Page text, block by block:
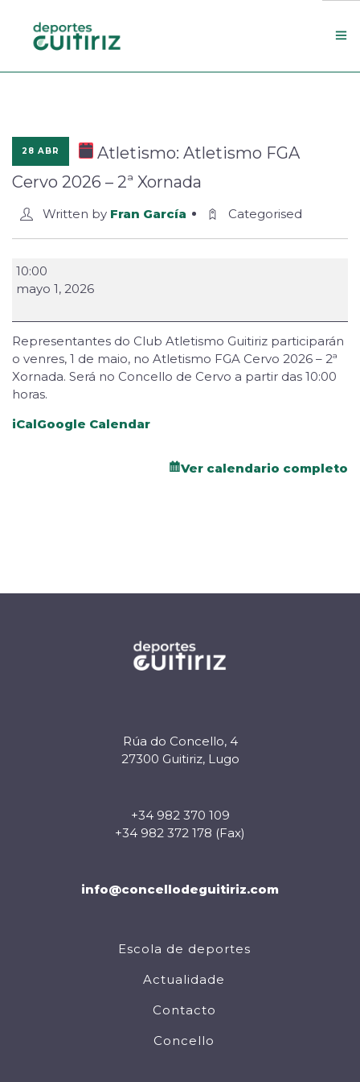
Actualidade
Contacto
Concello
28 ABR
Atletismo: Atletismo FGA
Cervo 2026 – 2ª Xornada
Written by Fran García Categorised
10:00
mayo 1, 2026
Representantes do Club Atletismo Guitiriz participarán
o venres, 1 de maio, no Atletismo FGA Cervo 2026 – 2ª
Xornada. Será no Concello de Cervo a partir das 10:00
horas.
iCalGoogle Calendar
Ver calendario completo
Rúa do Concello, 4
27300 Guitiriz, Lugo
+34 982 370 109
+34 982 372 178 (Fax)
info@concellodeguitiriz.com
Escola de deportes
Actualidade
Contacto
Concello